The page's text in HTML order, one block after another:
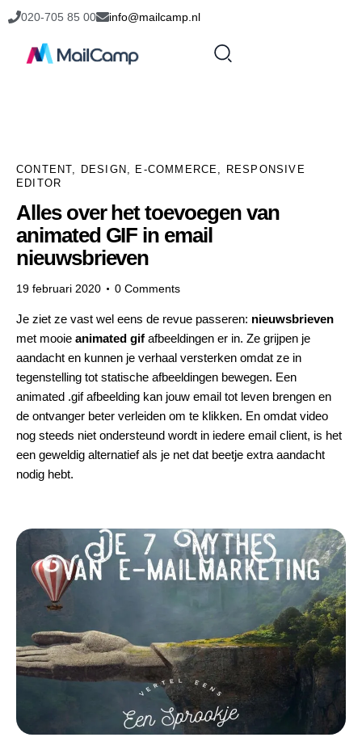
020-705 85 00 info@mailcamp.nl
CONTENT DESIGN E-COMMERCE
RESPONSIVE
EDITOR
Alles over het toevoegen van
animated GIF in email
nieuwsbrieven
19 februari 2020 0 Comments
Je ziet ze vast wel eens de revue passeren: nieuwsbrieven
met mooie animated gif afbeeldingen er in. Ze grijpen je
aandacht en kunnen je verhaal versterken omdat ze in
tegenstelling tot statische afbeeldingen bewegen. Een
animated .gif afbeelding kan jouw email tot leven brengen en
de ontvanger beter verleiden om te klikken. En omdat video
nog steeds niet ondersteund wordt in iedere email client, is het
een geweldig alternatief als je net dat beetje extra aandacht
nodig hebt.